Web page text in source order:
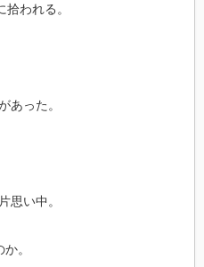
われる。
あった。
思い中。
。